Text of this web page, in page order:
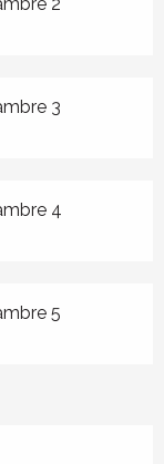
2
3
4
5